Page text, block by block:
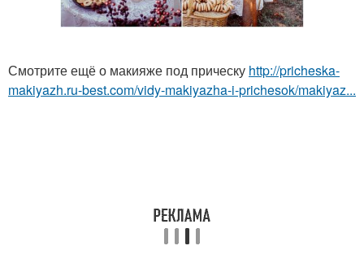
Смотрите ещё о макияже под прическу http://pricheska-
makiyazh.ru-best.com/vidy-makiyazha-i-prichesok/makiyaz...